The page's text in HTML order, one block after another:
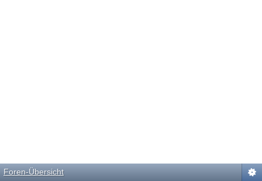
Foren-Übersicht